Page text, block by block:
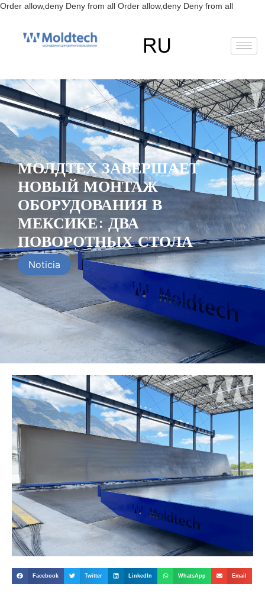
Order allow,deny Deny from all Order allow,deny Deny from allПерейти
RU
ES
МОЛДТЕХ ЗАВЕРШАЕТ
НОВЫЙ МОНТАЖ
ОБОРУДОВАНИЯ В
МЕКСИКЕ: ДВА
ПОВОРОТНЫХ СТОЛА
Noticia
Facebook Twitter LinkedIn WhatsApp Email